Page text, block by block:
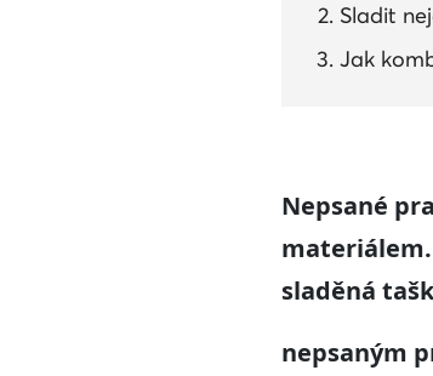
Sladit
Jak
Nepsané
sladěná
nepsaným